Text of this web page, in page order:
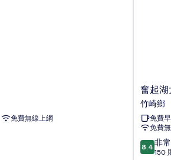
免費無線上網
奮
起
湖
大
飯
店
竹
奮起湖
竹崎鄉
免費
免費
8.4
分，
8.4 非
150